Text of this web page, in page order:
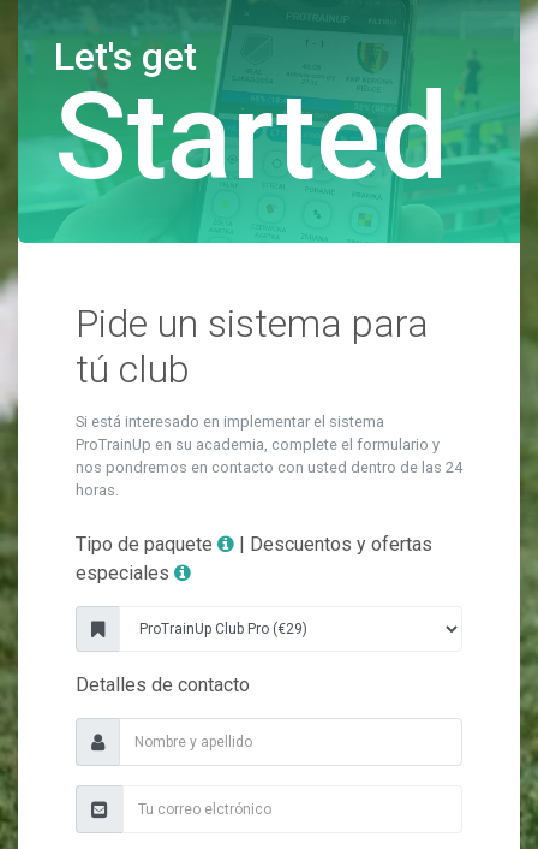
Let's get
Started
Pide un sistema para
tú club
Si está interesado en implementar el sistema
ProTrainUp en su academia, complete el formulario y
nos pondremos en contacto con usted dentro de las 24
horas.
Tipo de paquete
| Descuentos y ofertas
especiales
Detalles de contacto